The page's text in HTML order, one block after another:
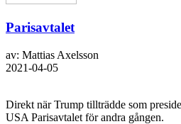
Parisavtalet
av: Mattias Axelsson
2021-04-05
Direkt när Trump tillträdde som
USA Parisavtalet för andra gången.